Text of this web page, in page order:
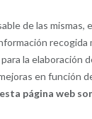
de las
la elaboración
en función
página web